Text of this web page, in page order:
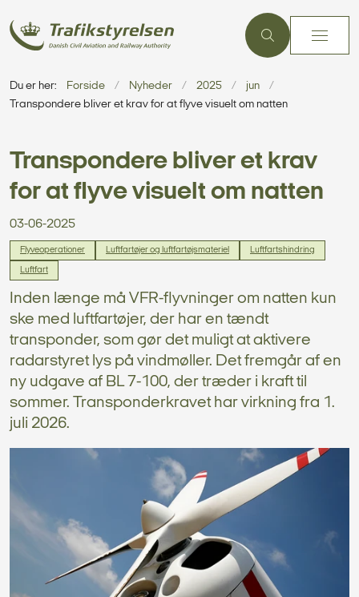
Du er her: Forside Nyheder 2025
jun
Transpondere bliver et krav for at flyve visuelt om natten
Transpondere bliver et krav
for at flyve visuelt om natten
03-06-2025
Flyveoperationer Luftfartøjer og luftfartøjsmateriel Luftfartshindring
Luftfart
Inden længe må VFR-flyvninger om natten kun
ske med luftfartøjer, der har en tændt
transponder, som gør det muligt at aktivere
radarstyret lys på vindmøller. Det fremgår af en
ny udgave af BL 7-100, der træder i kraft til
sommer. Transponderkravet har virkning fra 1.
juli 2026.